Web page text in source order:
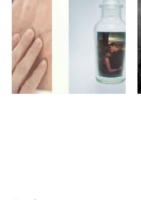
Savepoint
堀川御池ギャラリー